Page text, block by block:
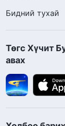
Бидний тухай
Төгс Хүчит
авах